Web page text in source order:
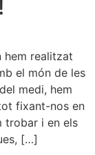
hem realitzat
el món de les
medi, hem
fixant-nos en
trobar i en els
[…]